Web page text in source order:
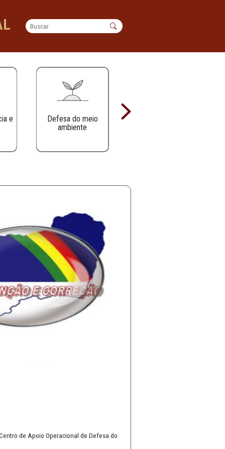
juventude